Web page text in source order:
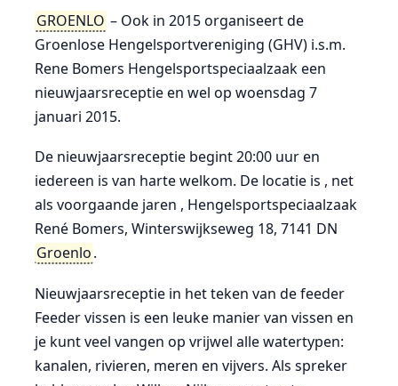
GROENLO – Ook in 2015 organiseert de
Groenlose Hengelsportvereniging (GHV) i.s.m.
Rene Bomers Hengelsportspeciaalzaak een
nieuwjaarsreceptie en wel op woensdag 7
januari 2015.
De nieuwjaarsreceptie begint 20:00 uur en
iedereen is van harte welkom. De locatie is , net
als voorgaande jaren , Hengelsportspeciaalzaak
René Bomers, Winterswijkseweg 18, 7141 DN
Groenlo.
Nieuwjaarsreceptie in het teken van de feeder
Feeder vissen is een leuke manier van vissen en
je kunt veel vangen op vrijwel alle watertypen:
kanalen, rivieren, meren en vijvers. Als spreker